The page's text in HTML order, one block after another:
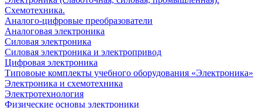
Схемотехника.
Аналого-цифровые преобразователи
Аналоговая электроника
Cиловая электроника
Cиловая электроника и электропривод
Цифровая электроника
Типовоые комплекты учебного оборудования «Электроника»
Электроника и схемотехника
Электротехнология
Физические основы электроники